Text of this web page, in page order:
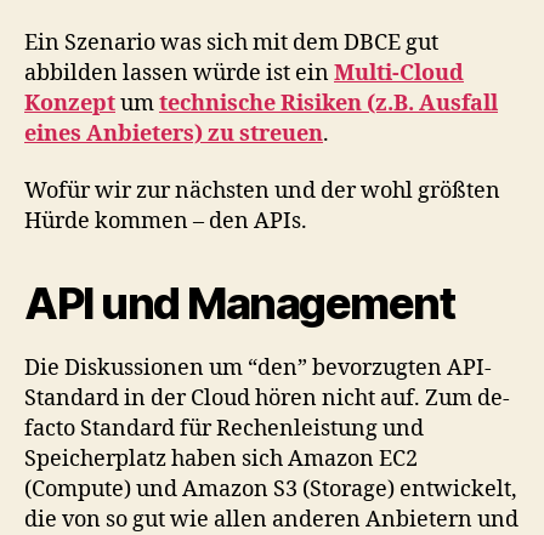
Ein Szenario was sich mit dem DBCE gut
abbilden lassen würde ist einMulti-Cloud
Konzeptumtechnische Risiken (z.B. Ausfall
eines Anbieters) zu streuen.
Wofür wir zur nächsten und der wohl größten
Hürde kommen – den APIs.
API und Management
Die Diskussionen um “den” bevorzugten API-
Standard in der Cloud hören nicht auf. Zum de-
facto Standard für Rechenleistung und
Speicherplatz haben sich Amazon EC2
(Compute) und Amazon S3 (Storage) entwickelt,
die von so gut wie allen anderen Anbietern und